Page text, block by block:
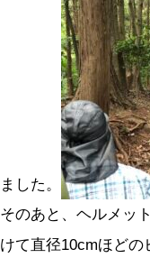
ました。
そのあと、ヘルメッ
けて直径10cmほど